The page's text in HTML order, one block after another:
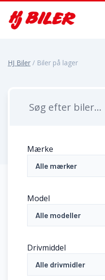
HJ Biler / Biler på lager
Mærke
Alle mærker
Model
Alle modeller
Drivmiddel
Alle drivmidler